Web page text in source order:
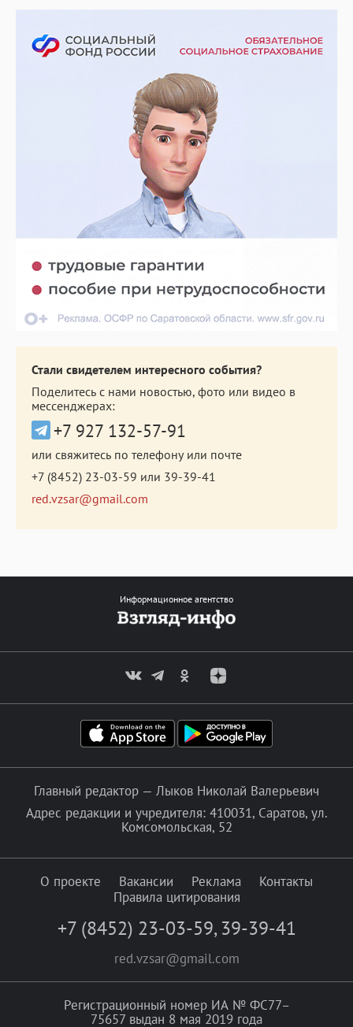
Стали свидетелем интересного события?
Поделитесь с нами новостью, фото или видео в
мессенджерах:
+7 927 132-57-91
или свяжитесь по телефону или почте
+7 (8452) 23-03-59 или 39-39-41
red.vzsar@gmail.com
Информационное агентство
Главный редактор — Лыков Николай Валерьевич
Адрес редакции и учредителя: 410031, Саратов, ул.
Комсомольская, 52
О проекте Вакансии Реклама
Контакты
Правила цитирования
+7 (8452) 23-03-59, 39-39-41
red.vzsar@gmail.com
Регистрационный номер ИА № ФС77–
75657 выдан 8 мая 2019 года